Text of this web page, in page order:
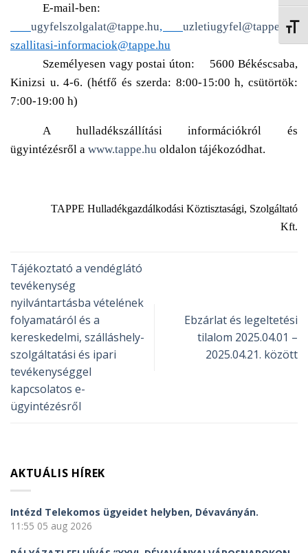
E-mail-ben:
ugyfelszolgalat@tappe.hu, uzletiugyfel@tappe.hu,
szallitasi-informaciok@tappe.hu
Személyesen vagy postai úton: 5600 Békéscsaba,
Kinizsi u. 4-6. (hétfő és szerda: 8:00-15:00 h, csütörtök:
7:00-19:00 h)
A hulladékszállítási információkról és
ügyintézésről a www.tappe.hu oldalon tájékozódhat.
TAPPE Hulladékgazdálkodási Köztisztasági, Szolgáltató
Kft.
Tájékoztató a vendéglátó
tevékenység
nyilvántartásba vételének
folyamatáról és a
kereskedelmi, szálláshely-
szolgáltatási és ipari
tevékenységgel
kapcsolatos e-
ügyintézésről
Ebzárlat és legeltetési
tilalom 2025.04.01 –
2025.04.21. között
AKTUÁLIS HÍREK
Intézd Telekomos ügyeidet helyben, Dévaványán.
11:55 05 aug 2026